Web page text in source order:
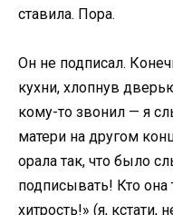
ставила. Пора.
Он не подписал.
кухни, хлопнув
кому-то звонил — я
матери на другом
орала так, что было
подписывать! Кто она
хитрость!» (я, кстати,